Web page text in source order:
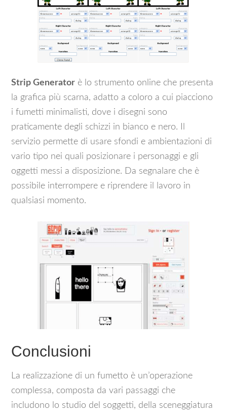
Strip Generator è lo strumento online che presenta
la grafica più scarna, adatto a coloro a cui piacciono
i fumetti minimalisti, dove i disegni sono
praticamente degli schizzi in bianco e nero. Il
servizio permette di usare sfondi e ambientazioni di
vario tipo nei quali posizionare i personaggi e gli
oggetti messi a disposizione. Da segnalare che è
possibile interrompere e riprendere il lavoro in
qualsiasi momento.
Conclusioni
La realizzazione di un fumetto è un’operazione
complessa, composta da vari passaggi che
includono lo studio del soggetti, della sceneggiatura